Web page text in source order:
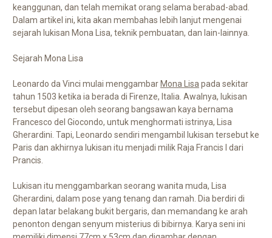
keanggunan, dan telah memikat orang selama berabad-abad.
Dalam artikel ini, kita akan membahas lebih lanjut mengenai
sejarah lukisan Mona Lisa, teknik pembuatan, dan lain-lainnya.
Sejarah Mona Lisa
Leonardo da Vinci mulai menggambar Mona Lisa pada sekitar
tahun 1503 ketika ia berada di Firenze, Italia. Awalnya, lukisan
tersebut dipesan oleh seorang bangsawan kaya bernama
Francesco del Giocondo, untuk menghormati istrinya, Lisa
Gherardini. Tapi, Leonardo sendiri mengambil lukisan tersebut ke
Paris dan akhirnya lukisan itu menjadi milik Raja Francis I dari
Prancis.
Lukisan itu menggambarkan seorang wanita muda, Lisa
Gherardini, dalam pose yang tenang dan ramah. Dia berdiri di
depan latar belakang bukit bergaris, dan memandang ke arah
penonton dengan senyum misterius di bibirnya. Karya seni ini